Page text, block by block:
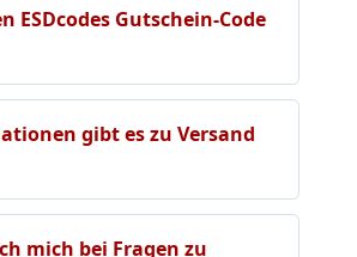
ESDcodes Gutschein-Code
gibt es zu Versand
mich bei Fragen zu